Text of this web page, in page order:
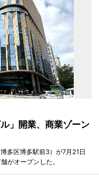
」開業、商業ゾーン
多区博多駅前3）が7月21日
がオープンした。